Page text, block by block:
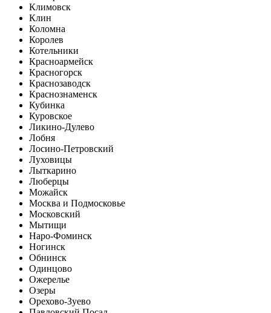
Климовск
Клин
Коломна
Королев
Котельники
Красноармейск
Красногорск
Краснозаводск
Краснознаменск
Кубинка
Куровское
Ликино-Дулево
Лобня
Лосино-Петровский
Луховицы
Лыткарино
Люберцы
Можайск
Москва и Подмосковье
Московский
Мытищи
Наро-Фоминск
Ногинск
Обнинск
Одинцово
Ожерелье
Озеры
Орехово-Зуево